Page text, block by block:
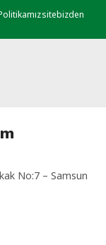
sitebizden
No:7 – Samsun